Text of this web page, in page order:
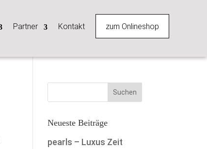
Partner Kontakt zum Onlineshop
Neueste Beiträge
pearls – Luxus Zeit